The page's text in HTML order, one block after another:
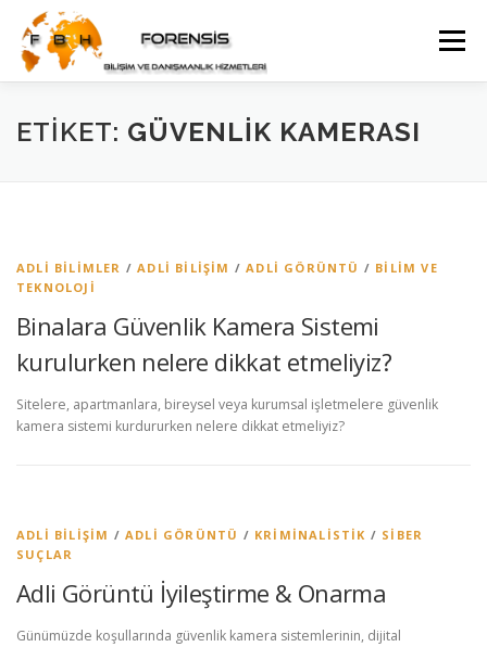
İçeriğe
Menü
WEB YÖNETIMI DANIŞMANLIĞI
ETIKET: GÜVENLIK KAMERASI
ADLI BILIMLER /ADLI BILIŞIM /ADLI GÖRÜNTÜ / BILIM VE
TEKNOLOJI
Binalara Güvenlik Kamera Sistemi
kurulurken nelere dikkat etmeliyiz?
Sitelere, apartmanlara, bireysel veya kurumsal işletmelere güvenlik
kamera sistemi kurdururken nelere dikkat etmeliyiz?
ADLI BILIŞIM /ADLI GÖRÜNTÜ / KRIMINALISTIK / SIBER
SUÇLAR
Adli Görüntü İyileştirme & Onarma
Günümüzde koşullarında güvenlik kamera sistemlerinin, dijital